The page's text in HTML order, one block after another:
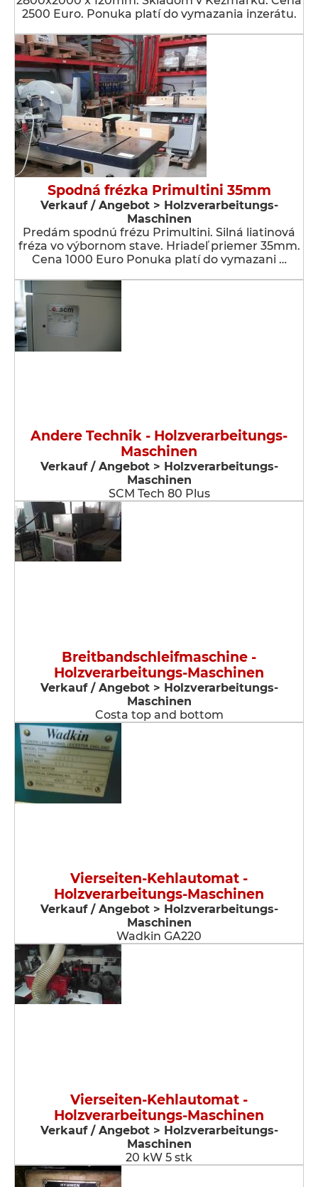
2500 Euro. Ponuka platí do vymazania inzerátu.
Spodná frézka Primultini 35mm
Verkauf / Angebot > Holzverarbeitungs-
Maschinen
Predám spodnú frézu Primultini. Silná liatinová
fréza vo výbornom stave. Hriadeľ priemer 35mm.
Cena 1000 Euro Ponuka platí do vymazani …
Andere Technik - Holzverarbeitungs-
Maschinen
Verkauf / Angebot > Holzverarbeitungs-
Maschinen
SCM Tech 80 Plus
Breitbandschleifmaschine -
Holzverarbeitungs-Maschinen
Verkauf / Angebot > Holzverarbeitungs-
Maschinen
Costa top and bottom
Vierseiten-Kehlautomat -
Holzverarbeitungs-Maschinen
Verkauf / Angebot > Holzverarbeitungs-
Maschinen
Wadkin GA220
Vierseiten-Kehlautomat -
Holzverarbeitungs-Maschinen
Verkauf / Angebot > Holzverarbeitungs-
Maschinen
20 kW 5 stk